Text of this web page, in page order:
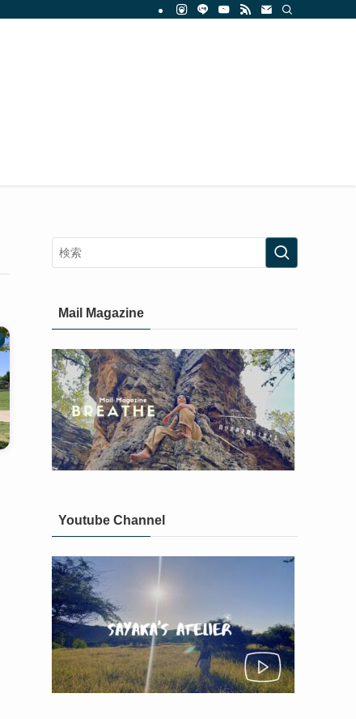
Mail Magazine
Youtube Channel